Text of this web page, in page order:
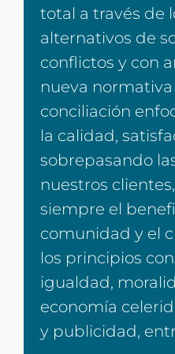
total a través de
alternativos de
conflictos y con
nueva
conciliación
la calidad,
sobrepasando
nuestros
siempre el
comunidad y el
los principios
igualdad,
economía
y publicidad,